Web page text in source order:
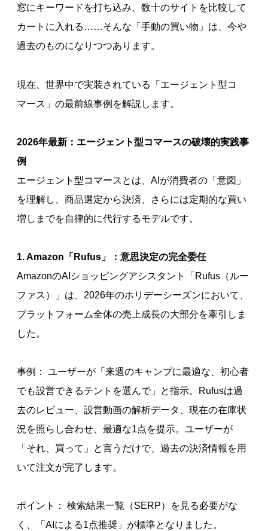
窓にキーワードを打ち込み、数十のサイトを比較して
カートに入れる……そんな「手動の買い物」は、今や
過去のものになりつつあります。
現在、世界中で実装されている「エージェント型コ
マース」の最前線事例を解説します。
2026年最新：エージェント型コマースの破壊的実践事
例
エージェント型コマースとは、AIが消費者の「意図」
を理解し、商品選定から決済、さらには定期的な買い
増しまでを自律的に代行するモデルです。
1. Amazon「Rufus」：意思決定の完全委任
AmazonのAIショッピングアシスタント「Rufus（ルー
ファス）」は、2026年のホリデーシーズンにおいて、
プラットフォーム全体の売上成長の大部分を牽引しま
した。
事例： ユーザーが「来週のキャンプに最適な、初心者
でも設営できるテントを選んで」と指示。Rufusは過
去のレビュー、設営動画の解析データ、現在の在庫状
況を照らし合わせ、最適な1点を提示。ユーザーが
「それ、買って」と言うだけで、過去の決済情報を用
いて注文が完了します。
ポイント： 検索結果一覧（SERP）を見る必要がな
く、「AIによる1点推奨」が標準となりました。